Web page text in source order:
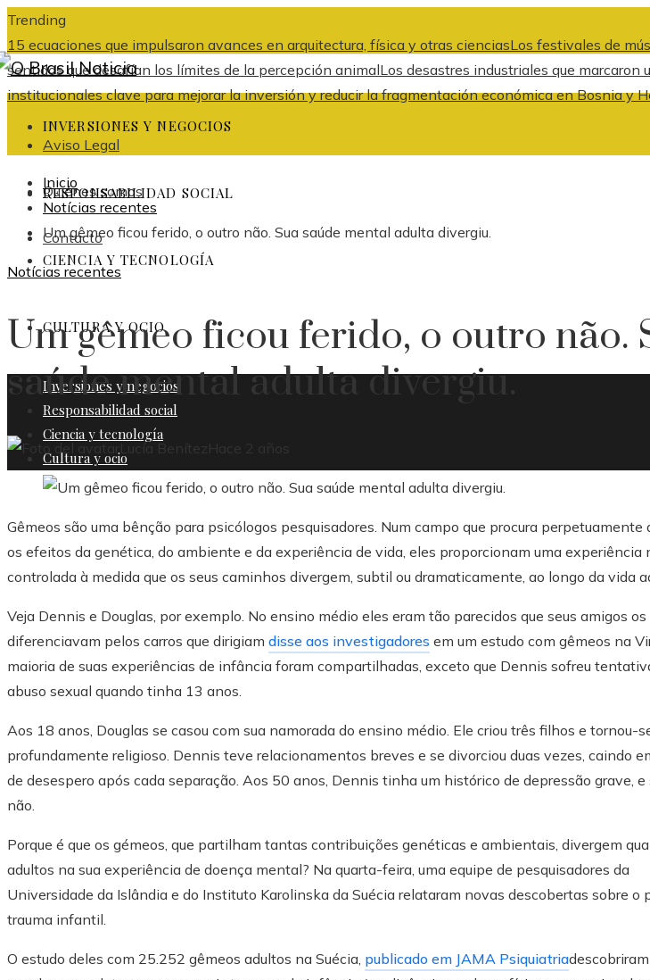
Trending
15 ecuaciones que impulsaron avances en arquitectura, física y otras cienciasLos festivales de
sentidos que desafían los límites de la percepción animalLos desastres industriales que
institucionales clave para mejorar la inversión y reducir la fragmentación económica en Bosnia y
Aviso Legal
Quiénes somos
Contacto
INVERSIONES Y NEGOCIOS
RESPONSABILIDAD SOCIAL
CIENCIA Y TECNOLOGÍA
CULTURA Y OCIO
Inversiones y negocios
Responsabilidad social
Ciencia y tecnología
Cultura y ocio
Inicio
Notícias recentes
Um gêmeo ficou ferido, o outro não. Sua saúde mental adulta divergiu.
Notícias recentes
Um gêmeo ficou ferido, o outro não.
saúde mental adulta divergiu.
Lucía Benítez Hace 2 años
Gêmeos são uma bênção para psicólogos pesquisadores. Num campo que procura perpetuamente
os efeitos da genética, do ambiente e da experiência de vida, eles proporcionam uma experiência
controlada à medida que os seus caminhos divergem, subtil ou dramaticamente, ao longo da vida
Veja Dennis e Douglas, por exemplo. No ensino médio eles eram tão parecidos que seus amigos os
diferenciavam pelos carros que dirigiam disse aos investigadores em um estudo com gêmeos na
maioria de suas experiências de infância foram compartilhadas, exceto que Dennis sofreu
abuso sexual quando tinha 13 anos.
Aos 18 anos, Douglas se casou com sua namorada do ensino médio. Ele criou três filhos e tornou-
profundamente religioso. Dennis teve relacionamentos breves e se divorciou duas vezes, caindo
de desespero após cada separação. Aos 50 anos, Dennis tinha um histórico de depressão grave, e
não.
Porque é que os gémeos, que partilham tantas contribuições genéticas e ambientais, divergem
adultos na sua experiência de doença mental? Na quarta-feira, uma equipe de pesquisadores da
Universidade da Islândia e do Instituto Karolinska da Suécia relataram novas descobertas sobre o
trauma infantil.
O estudo deles com 25.252 gêmeos adultos na Suécia, publicado em JAMA Psiquiatria